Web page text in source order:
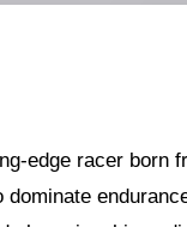
edge racer born
dominate